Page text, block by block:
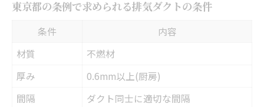
東京都の条例で求められる排気ダクトの条件
条件
内容
材質
不燃材
厚み
0.6mm以上(厨房)
間隔
ダクト同士に適切な間隔